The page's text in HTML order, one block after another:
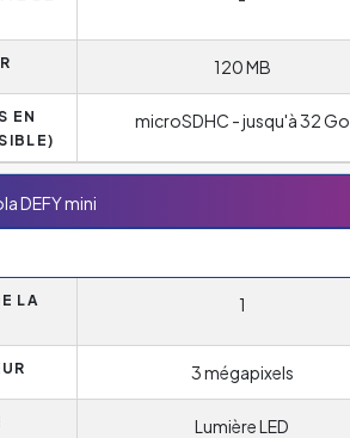
120 MB
EN
microSDHC - jusqu'à 32 Go
DEFY mini
LA
1
3 mégapixels
Lumière LED